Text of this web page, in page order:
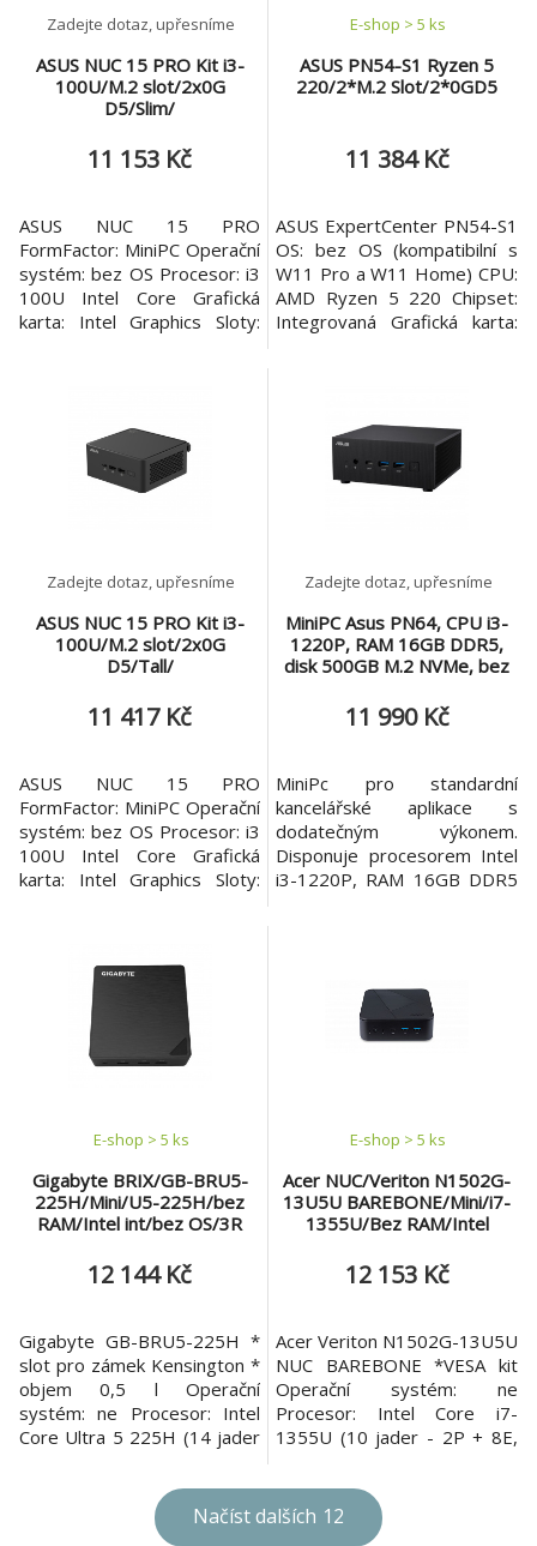
ASUS NUC 15 PRO Kit i3-
100U/M.2 slot/2x0G
D5/Slim/
Zadejte dotaz, upřesníme
11 153 Kč
ASUS NUC 15 PRO
FormFactor: MiniPC Operační
systém: bez OS Procesor: i3
100U Intel Core Grafická
karta: Intel Graphics Sloty:
paměti: 6 400MHz Typ
paměti: DDR5 Maximální
kapacita RAM: 96GB Výstupy:
ASUS PN54-S1 Ryzen 5
220/2*M.2 Slot/2*0GD5
E-shop > 5 ks
11 384 Kč
ASUS ExpertCenter PN54-S1
OS: bez OS (kompatibilní s
W11 Pro a W11 Home) CPU:
AMD Ryzen 5 220 Chipset:
Integrovaná Grafická karta:
Podpora úložiště: 2 x M.2
2280 PCIe Gen4x4,
podporující 256G až 2TB
ASUS NUC 15 PRO Kit i3-
100U/M.2 slot/2x0G
D5/Tall/
Zadejte dotaz, upřesníme
11 417 Kč
ASUS NUC 15 PRO
FormFactor: MiniPC Operační
systém: bez OS Procesor: i3
100U Intel Core Grafická
karta: Intel Graphics Sloty:
RAM: 0 GB Frekvence
paměti: 6 400MHz Typ
paměti: DDR5 Maximální
kapacita RAM: 96GB Výstupy:
Přední a boční: 1 x US
MiniPC Asus PN64, CPU i3-
1220P, RAM 16GB DDR5,
disk 500GB M.2 NVMe, bez
Zadejte dotaz, upřesníme
11 990 Kč
MiniPc pro standardní
kancelářské aplikace s
dodatečným výkonem.
Disponuje procesorem Intel
i3-1220P, RAM 16GB DDR5
Gigabyte BRIX/GB-BRU5-
225H/Mini/U5-225H/bez
RAM/Intel int/bez OS/3R
E-shop > 5 ks
12 144 Kč
Gigabyte GB-BRU5-225H *
slot pro zámek Kensington *
objem 0,5 l Operační
systém: ne Procesor: Intel
Core Ultra 5 225H (14 jader
P-core 1,7/4,9 GHz, E-core
1,3/4,3 GHz, LPE-core
0,7/2,5 GHz, 18 MB cache)
Acer NUC/Veriton N1502G-
13U5U BAREBONE/Mini/i7-
1355U/Bez RAM/Intel
E-shop > 5 ks
12 153 Kč
Acer Veriton N1502G-13U5U
NUC BAREBONE *VESA kit
Operační systém: ne
Procesor: Intel Core i7-
1355U (10 jader - 2P + 8E,
GHz, E-core 1,2/3,7 GHz, 12
MB cache) Paměť: ne Počet
slotů: 2x DDR4 SO-DIMM
Načíst dalších 12